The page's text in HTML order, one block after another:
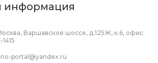
информация
Варшавское шоссе, д.125Ж, к.6, офис
1415
portal@yandex.ru